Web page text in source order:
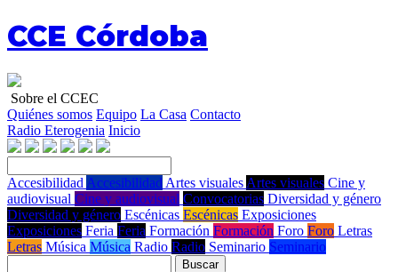
CCE Córdoba
Sobre el CCEC
Quiénes somos Equipo La Casa Contacto
Radio Eterogenia Inicio
Accesibilidad Accesibilidad Artes visuales Artes visuales Cine y
audiovisual Cine y audiovisual Convocatorias Diversidad y género
Diversidad y género Escénicas Escénicas Exposiciones
Exposiciones Feria Feria Formación Formación Foro Foro Letras
Letras Música Música Radio Radio Seminario Seminario
Buscar